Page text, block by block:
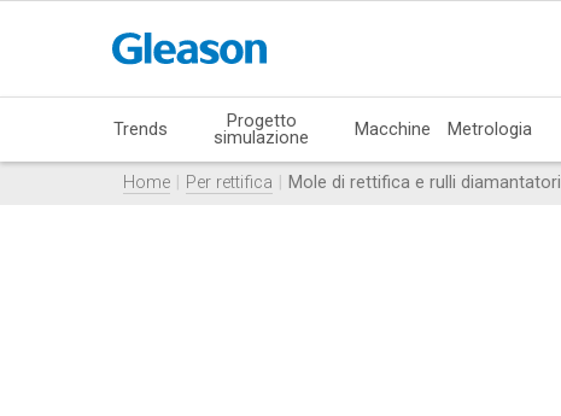
Trends Progetto
simulazione Macchine Metrologia
Home Per rettifica Mole di rettifica e rulli diamantatori